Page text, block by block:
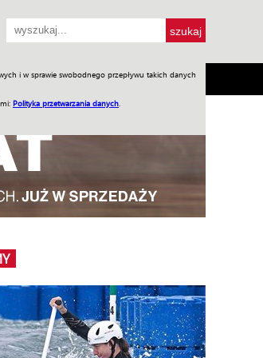
i w sprawie swobodnego przepływu takich danych
Polityka przetwarzania danych
Praca w WIW